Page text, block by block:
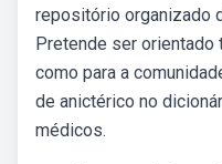
repositório organizado
Pretende ser orientado
como para a
de anictérico no
médicos.